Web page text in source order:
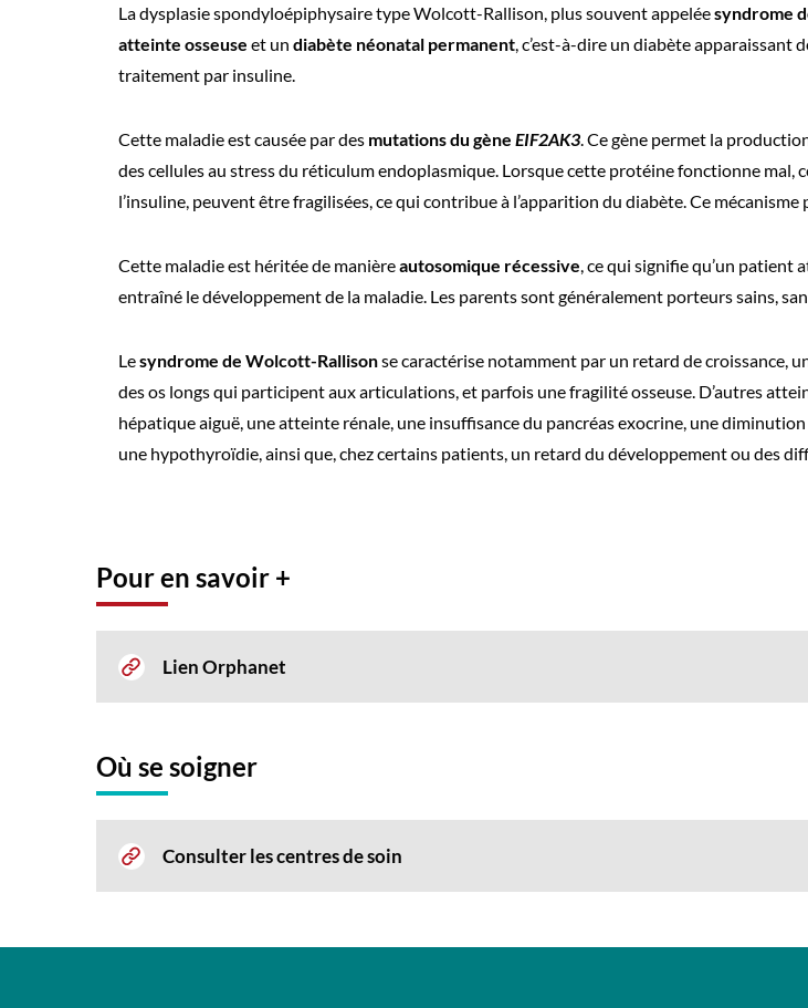
La dysplasie spondyloépiphysaire type Wolcott-Rallison, plus souvent appeléesyndrome
atteinte osseuse et un diabète néonatal permanent, c’est-à-dire un diabète apparaissant
traitement par insuline.
Cette maladie est causée par des mutations du gène EIF2AK3. Ce gène permet la
des cellules au stress du réticulum endoplasmique. Lorsque cette protéine fonctionne
l’insuline, peuvent être fragilisées, ce qui contribue à l’apparition du diabète. Ce
Cette maladie est héritée de manièreautosomique récessive, ce qui signifie qu’un patient
entraîné le développement de la maladie. Les parents sont généralement porteurs sains,
Lesyndrome de Wolcott-Rallisonse caractérise notamment par un retard de croissance,
des os longs qui participent aux articulations, et parfois une fragilité osseuse. D’autres
hépatique aiguë, une atteinte rénale, une insuffisance du pancréas exocrine, une
une hypothyroïdie, ainsi que, chez certains patients, un retard du développement ou des
Pour en savoir +
Lien Orphanet
Où se soigner
Consulter les centres de soin